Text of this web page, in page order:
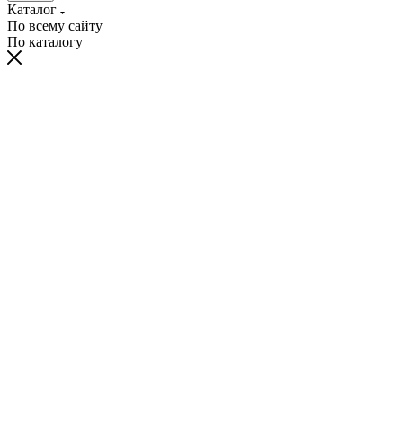
Каталог
По всему сайту
По каталогу